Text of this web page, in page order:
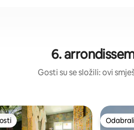
6.
Gosti su se složili: ovi
rangiranima s oznakom „Odabrali gosti”